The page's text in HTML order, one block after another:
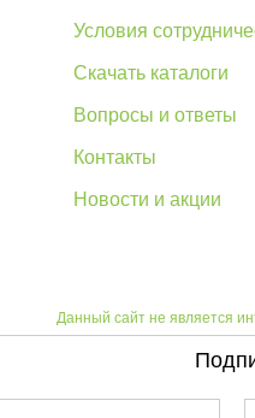
Условия
Скачать каталоги
Вопросы и ответы
Контакты
Новости и акции
Данный сайт не является